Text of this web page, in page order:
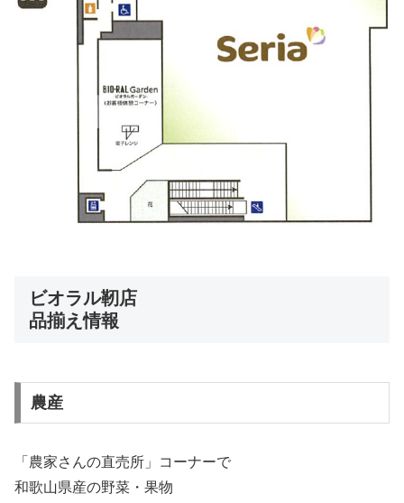
ビオラル靭店
品揃え情報
農産
「農家さんの直売所」コーナーで
和歌山県産の野菜・果物